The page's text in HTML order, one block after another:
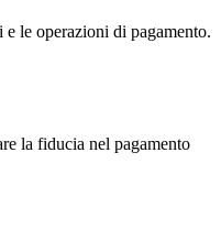
le operazioni di pagamento.
la fiducia nel pagamento